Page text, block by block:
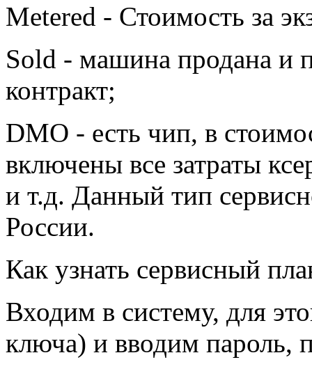
Metered - Стоимость за
Sold - машина продана и
контракт;
DMO - есть чип, в
включены все затраты
и т.д. Данный тип
России.
Как узнать сервисный
Входим в систему, для
ключа) и вводим пароль,